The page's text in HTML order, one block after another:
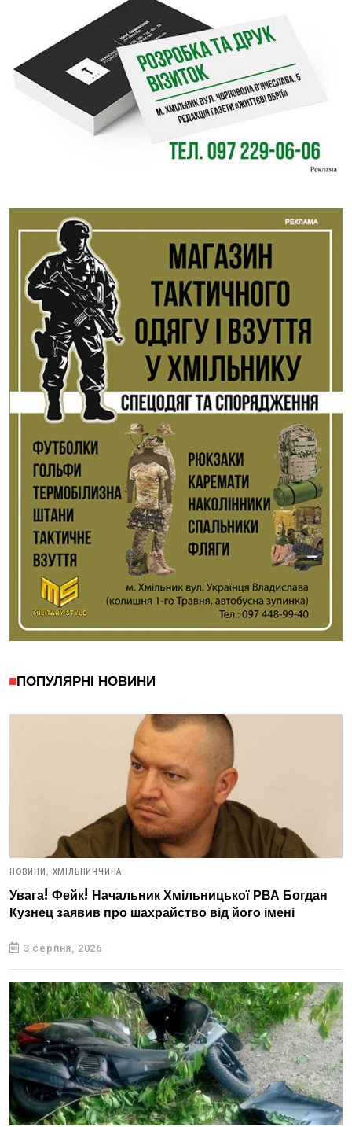
ПОПУЛЯРНІ НОВИНИ
НОВИНИ, ХМІЛЬНИЧЧИНА
Увага! Фейк! Начальник Хмільницької РВА Богдан
Кузнец заявив про шахрайство від його імені
3 серпня, 2026